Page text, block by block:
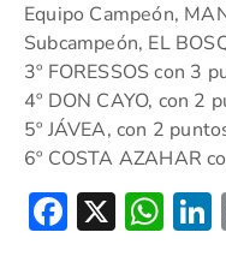
Equipo Campeón,
Subcampeón, EL
3º FORESSOS con 3
4º DON CAYO, con 2
5º JÁVEA, con 2
6º COSTA AZAHAR
X